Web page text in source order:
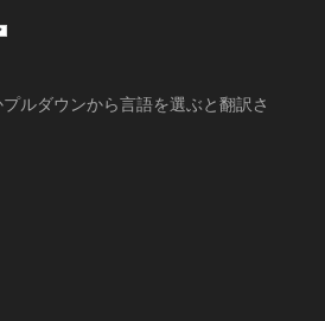
ルダウンから言語を選ぶと翻訳さ